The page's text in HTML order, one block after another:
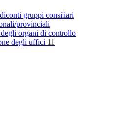
gruppi consiliari
provinciali
organi di controllo
degli uffici 11